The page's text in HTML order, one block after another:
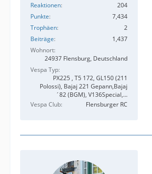
Reaktionen
204
Punkte
7,434
Trophäen
2
Beiträge
1,437
Wohnort
24937 Flensburg, Deutschland
Vespa Typ
PX225 , T5 172, GL150 (211
Polossi), Bajaj 221 Gepann,Bajaj
´82 (BGM), V136Special,...
Vespa Club
Flensburger RC